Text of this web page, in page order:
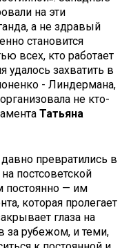
на эти
а не здравый
становится
всех, кто работает
захватить в
- Линдермана,
не кто-
Татьяна
превратились в
постсоветской
постоянно — им
которая пролегает
глаза на
за рубежом, и теми,